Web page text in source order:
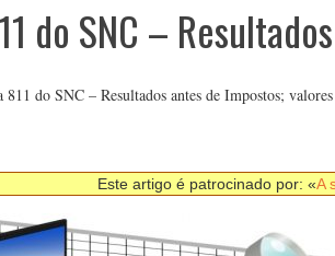
do SNC –
811 do SNC – Resultados antes de Impostos;
Este artigo é patrocinado por: «A